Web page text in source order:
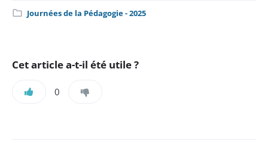
Catégorie
Journées de la Pédagogie - 2025
Cet article a-t-il été utile ?
0